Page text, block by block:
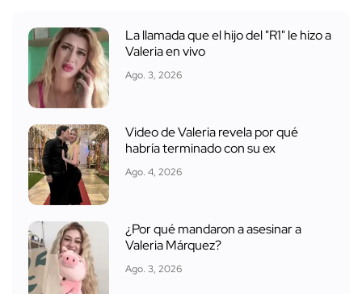
La llamada que el hijo del "R1" le hizo a
Valeria en vivo
Ago. 3, 2026
Video de Valeria revela por qué
habría terminado con su ex
Ago. 4, 2026
¿Por qué mandaron a asesinar a
Valeria Márquez?
Ago. 3, 2026